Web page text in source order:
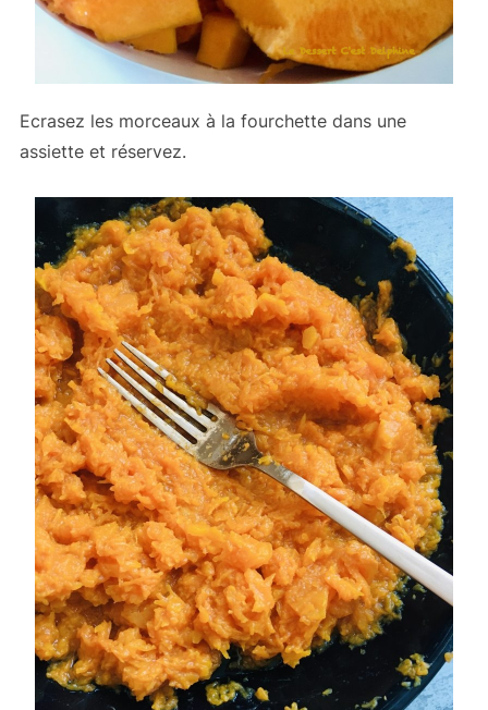
Ecrasez les morceaux à la fourchette dans une
assiette et réservez.